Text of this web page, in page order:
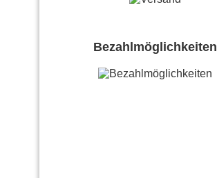
Bezahlmöglichkeiten